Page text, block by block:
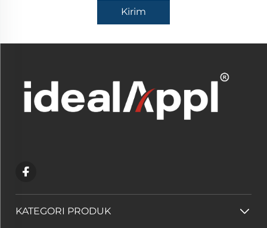
Kirim
KATEGORI PRODUK